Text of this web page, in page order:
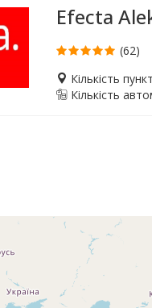
Efecta
(62)
Кількість
Кількість